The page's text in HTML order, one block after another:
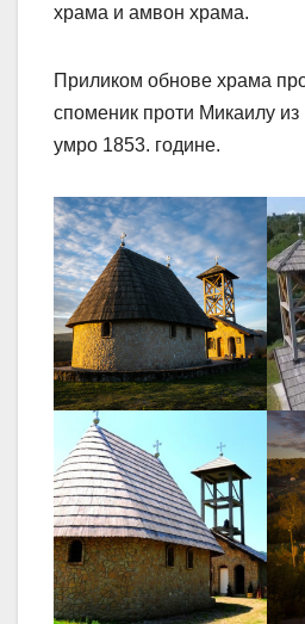
храма и амвон храма.
Приликом обнове храма
споменик проти Микаилу из
умро 1853. године.